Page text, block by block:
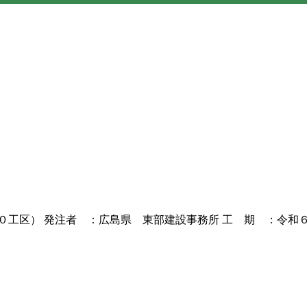
工区） 発注者 ：広島県 東部建設事務所 工 期 ：令和